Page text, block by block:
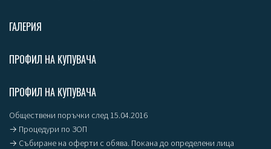
ГАЛЕРИЯ
ПРОФИЛ НА КУПУВАЧА
ПРОФИЛ НА КУПУВАЧА
Обществени поръчки след 15.04.2016
→ Процедури по ЗОП
→ Събиране на оферти с обява. Покана до определени лица